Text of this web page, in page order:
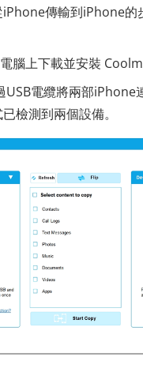
傳輸到iPhone的
腦上下載並安裝
電纜將兩部iPhone
檢測到兩個設備。